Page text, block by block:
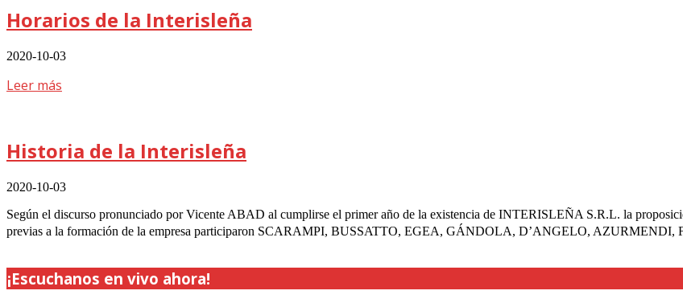
Horarios de la Interisleña
2020-10-03
Leer más
Historia de la Interisleña
2020-10-03
Según el discurso pronunciado por Vicente ABAD al cumplirse el primer año de la existencia de INTERISLEÑA S.R.L. la
previas a la formación de la empresa participaron SCARAMPI, BUSSATTO, EGEA, GÁNDOLA, D’ANGELO, AZURMENDI,
¡Escuchanos en vivo ahora!